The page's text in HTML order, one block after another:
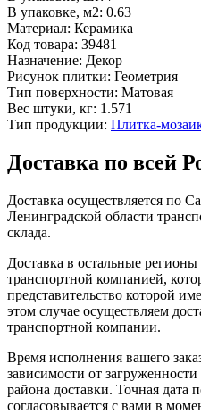
В упаковке, м2: 0.63
Материал: Керамика
Код товара: 39481
Назначение: Декор
Рисунок плитки: Геометрия
Тип поверхности: Матовая
Вес штуки, кг: 1.571
Тип продукции: Плитка-
Доставка по всей
Доставка осуществляется по
Ленинградской области
склада.
Доставка в остальные
транспортной компанией,
представительство которой
этом случае осуществляем
транспортной компании.
Время исполнения вашего
зависимости от
района доставки. Точная дата
согласовывается с вами в